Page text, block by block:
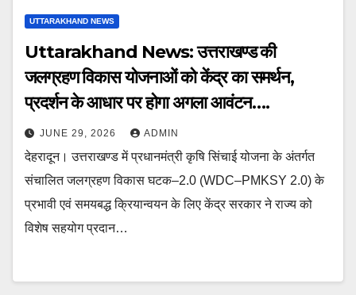
UTTARAKHAND NEWS
Uttarakhand News: उत्तराखण्ड की
जलग्रहण विकास योजनाओं को केंद्र का समर्थन,
प्रदर्शन के आधार पर होगा अगला आवंटन….
JUNE 29, 2026 ADMIN
देहरादून। उत्तराखण्ड में प्रधानमंत्री कृषि सिंचाई योजना के अंतर्गत
संचालित जलग्रहण विकास घटक–2.0 (WDC–PMKSY 2.0) के
प्रभावी एवं समयबद्ध क्रियान्वयन के लिए केंद्र सरकार ने राज्य को
विशेष सहयोग प्रदान…